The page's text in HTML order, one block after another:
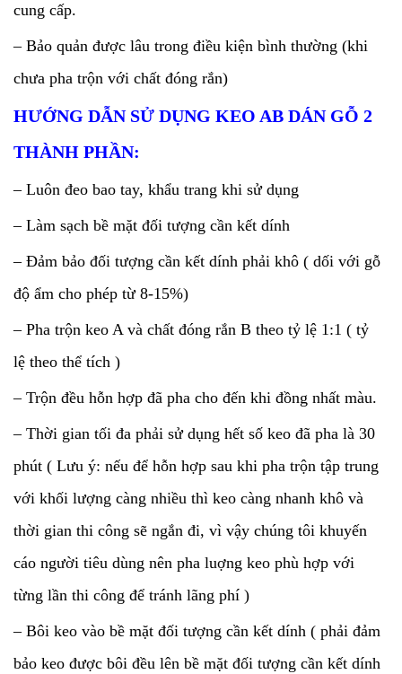
cung cấp.
– Bảo quản được lâu trong điều kiện bình thường (khi
chưa pha trộn với chất đóng rắn)
HƯỚNG DẪN SỬ DỤNG KEO AB DÁN GỖ 2
THÀNH PHẦN:
– Luôn đeo bao tay, khẩu trang khi sử dụng
– Làm sạch bề mặt đối tượng cần kết dính
– Đảm bảo đối tượng cần kết dính phải khô ( dối với gỗ
độ ẩm cho phép từ 8-15%)
– Pha trộn keo A và chất đóng rắn B theo tỷ lệ 1:1 ( tỷ
lệ theo thể tích )
– Trộn đều hỗn hợp đã pha cho đến khi đồng nhất màu.
– Thời gian tối đa phải sử dụng hết số keo đã pha là 30
phút ( Lưu ý: nếu để hỗn hợp sau khi pha trộn tập trung
với khối lượng càng nhiều thì keo càng nhanh khô và
thời gian thi công sẽ ngắn đi, vì vậy chúng tôi khuyến
cáo người tiêu dùng nên pha luợng keo phù hợp với
từng lần thi công để tránh lãng phí )
– Bôi keo vào bề mặt đối tượng cần kết dính ( phải đảm
bảo keo được bôi đều lên bề mặt đối tượng cần kết dính